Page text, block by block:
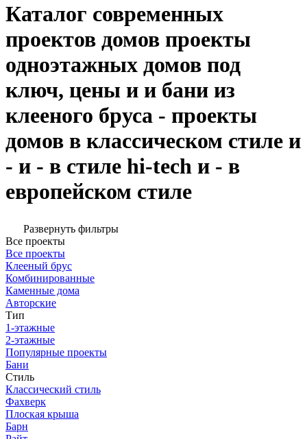
Каталог современных
проектов домов проекты
одноэтажных домов под
ключ, цены и и бани из
клееного бруса - проекты
домов в классическом стиле и
- и - в стиле hi-tech и - в
европейском стиле
Развернуть фильтры
Все проекты
Все проекты
Клееный брус
Комбинированные
Каменные дома
Авторские
Тип
1-этажные
2-этажные
Популярные проекты
Бани
Стиль
Классический стиль
Фахверк
Плоская крыша
Барн